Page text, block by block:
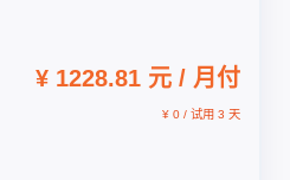
¥ 1228.81 元 / 月付
¥ 0 / 试用 3 天